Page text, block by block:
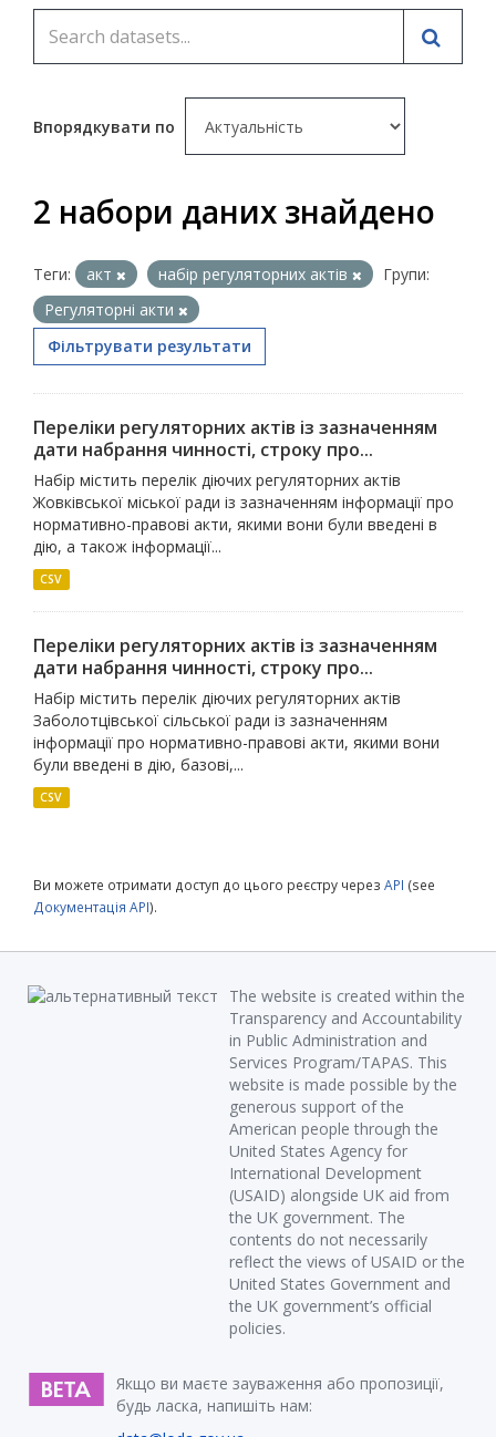
Впорядкувати по
2 набори даних знайдено
Теги: акт набір регуляторних актів
Групи:
Регуляторні акти
Фільтрувати результати
Переліки регуляторних актів із зазначенням
дати набрання чинності, строку про...
Набір містить перелік діючих регуляторних актів
Жовківської міської ради із зазначенням інформації про
нормативно-правові акти, якими вони були введені в
дію, а також інформації...
CSV
Переліки регуляторних актів із зазначенням
дати набрання чинності, строку про...
Набір містить перелік діючих регуляторних актів
Заболотцівської сільської ради із зазначенням
інформації про нормативно-правові акти, якими вони
були введені в дію, базові,...
CSV
Ви можете отримати доступ до цього реєстру через API (see
Документація API).
The website is created within the
Transparency and Accountability
in Public Administration and
Services Program/TAPAS. This
website is made possible by the
generous support of the
American people through the
United States Agency for
International Development
(USAID) alongside UK aid from
the UK government. The
contents do not necessarily
reflect the views of USAID or the
United States Government and
the UK government’s official
policies.
Якщо ви маєте зауваження або пропозиції,
будь ласка, напишіть нам: